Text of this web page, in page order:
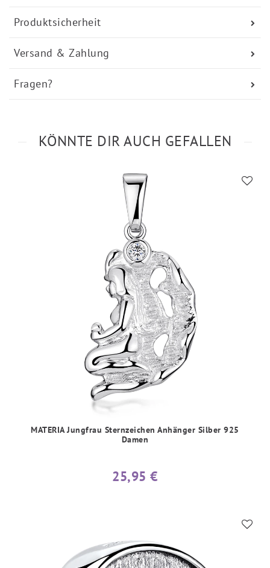
Produktsicherheit
Versand & Zahlung
Fragen?
KÖNNTE DIR AUCH GEFALLEN
MATERIA Jungfrau Sternzeichen Anhänger Silber 925
Damen
25,95 €